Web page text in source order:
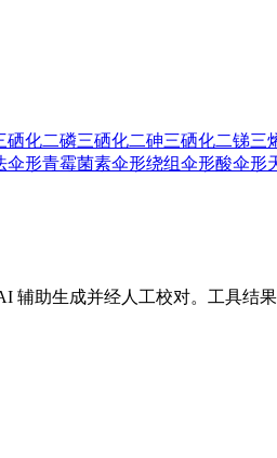
硒化二磷三硒化二砷三硒化二锑三
伞形青霉菌素伞形绕组伞形酸伞形
助生成并经人工校对。工具结